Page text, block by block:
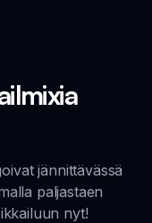
jännittävässä
paljastaen
nyt!